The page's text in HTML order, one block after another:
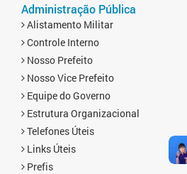
Administração Pública
Alistamento Militar
Controle Interno
Nosso Prefeito
Nosso Vice Prefeito
Equipe do Governo
Estrutura Organizacional
Telefones Úteis
Links Úteis
Prefis